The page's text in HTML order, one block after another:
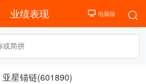
业绩表现
亚星锚链(601890)